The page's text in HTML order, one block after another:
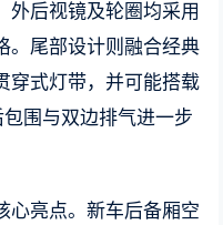
外后视镜及轮圈均采用
。尾部设计则融合经典
穿式灯带，并可能搭载
围与双边排气进一步
心亮点。新车后备厢空